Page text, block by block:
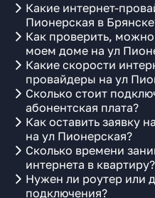
Какие интернет-
Пионерская в
Как проверить,
моем доме на ул
Какие скорости
провайдеры на ул
Сколько стоит
абонентская плата?
Как оставить заявку
на ул Пионерская?
Сколько времени
интернета в квартиру?
Нужен ли роутер или
подключения?